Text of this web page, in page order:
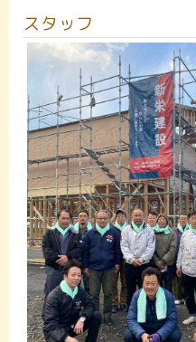
スタッフ